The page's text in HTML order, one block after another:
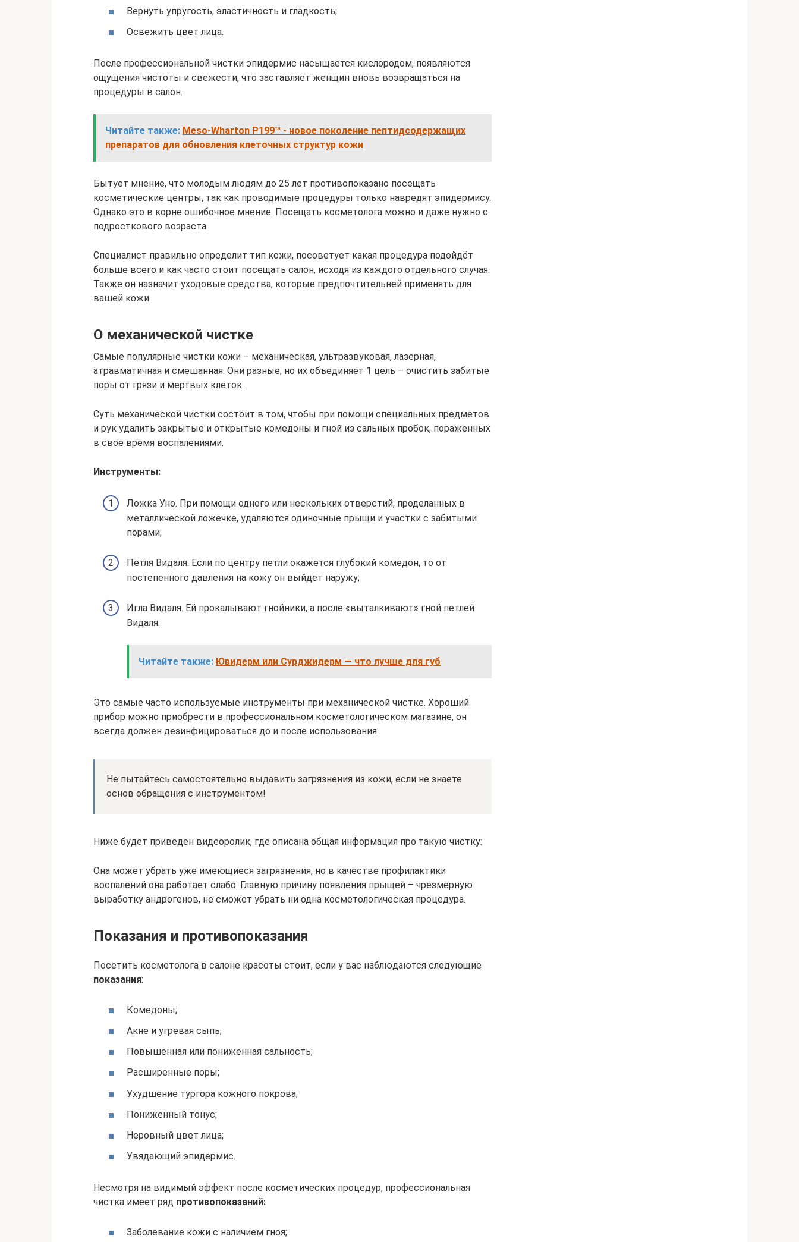
Вернуть упругость, эластичность и гладкость;
Освежить цвет лица.
После профессиональной чистки эпидермис насыщается кислородом, появляются
ощущения чистоты и свежести, что заставляет женщин вновь возвращаться на
процедуры в салон.
Читайте также: Meso-Wharton P199™ - новое поколение пептидсодержащих
препаратов для обновления клеточных структур кожи
Бытует мнение, что молодым людям до 25 лет противопоказано посещать
косметические центры, так как проводимые процедуры только навредят эпидермису.
Однако это в корне ошибочное мнение. Посещать косметолога можно и даже нужно с
подросткового возраста.
Специалист правильно определит тип кожи, посоветует какая процедура подойдёт
больше всего и как часто стоит посещать салон, исходя из каждого отдельного случая.
Также он назначит уходовые средства, которые предпочтительней применять для
вашей кожи.
О механической чистке
Самые популярные чистки кожи – механическая, ультразвуковая, лазерная,
атравматичная и смешанная. Они разные, но их объединяет 1 цель – очистить забитые
поры от грязи и мертвых клеток.
Суть механической чистки состоит в том, чтобы при помощи специальных предметов
и рук удалить закрытые и открытые комедоны и гной из сальных пробок, пораженных
в свое время воспалениями.
Инструменты:
Ложка Уно. При помощи одного или нескольких отверстий, проделанных в
металлической ложечке, удаляются одиночные прыщи и участки с забитыми
порами;
Петля Видаля. Если по центру петли окажется глубокий комедон, то от
постепенного давления на кожу он выйдет наружу;
Игла Видаля. Ей прокалывают гнойники, а после «выталкивают» гной петлей
Видаля.
Читайте также: Ювидерм или Сурджидерм — что лучше для губ
Это самые часто используемые инструменты при механической чистке. Хороший
прибор можно приобрести в профессиональном косметологическом магазине, он
всегда должен дезинфицироваться до и после использования.
Не пытайтесь самостоятельно выдавить загрязнения из кожи, если не знаете
основ обращения с инструментом!
Ниже будет приведен видеоролик, где описана общая информация про такую чистку:
Она может убрать уже имеющиеся загрязнения, но в качестве профилактики
воспалений она работает слабо. Главную причину появления прыщей – чрезмерную
выработку андрогенов, не сможет убрать ни одна косметологическая процедура.
Показания и противопоказания
Посетить косметолога в салоне красоты стоит, если у вас наблюдаются следующие
показания:
Комедоны;
Акне и угревая сыпь;
Повышенная или пониженная сальность;
Расширенные поры;
Ухудшение тургора кожного покрова;
Пониженный тонус;
Неровный цвет лица;
Увядающий эпидермис.
Несмотря на видимый эффект после косметических процедур, профессиональная
чистка имеет ряд противопоказаний:
Заболевание кожи с наличием гноя;